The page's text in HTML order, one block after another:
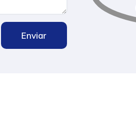
Enviar